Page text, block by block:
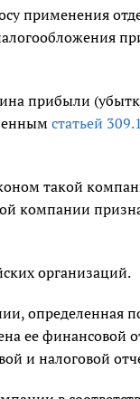
применения
прибыли
статьей 309.1
такой
компании
организаций.
определенная
ее финансовой
и налоговой